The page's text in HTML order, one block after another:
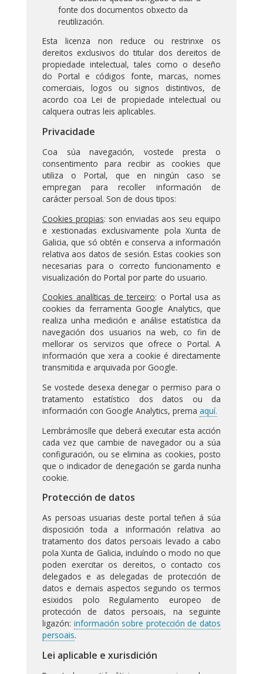
fonte dos documentos obxecto da
reutilización.
Esta licenza non reduce ou restrinxe os
dereitos exclusivos do titular dos dereitos de
propiedade intelectual, tales como o deseño
do Portal e códigos fonte, marcas, nomes
comerciais, logos ou signos distintivos, de
acordo coa Lei de propiedade intelectual ou
calquera outras leis aplicables.
Privacidade
Coa súa navegación, vostede presta o
consentimento para recibir as cookies que
utiliza o Portal, que en ningún caso se
empregan para recoller información de
carácter persoal. Son de dous tipos:
Cookies propias: son enviadas aos seu equipo
e xestionadas exclusivamente pola Xunta de
Galicia, que só obtén e conserva a información
relativa aos datos de sesión. Estas cookies son
necesarias para o correcto funcionamento e
visualización do Portal por parte do usuario.
Cookies analíticas de terceiro: o Portal usa as
cookies da ferramenta Google Analytics, que
realiza unha medición e análise estatística da
navegación dos usuarios na web, co fin de
mellorar os servizos que ofrece o Portal. A
información que xera a cookie é directamente
transmitida e arquivada por Google.
Se vostede desexa denegar o permiso para o
tratamento estatístico dos datos ou da
información con Google Analytics, prema aquí.
Lembrámoslle que deberá executar esta acción
cada vez que cambie de navegador ou a súa
configuración, ou se elimina as cookies, posto
que o indicador de denegación se garda nunha
cookie.
Protección de datos
As persoas usuarias deste portal teñen á súa
disposición toda a información relativa ao
tratamento dos datos persoais levado a cabo
pola Xunta de Galicia, incluíndo o modo no que
poden exercitar os dereitos, o contacto cos
delegados e as delegadas de protección de
datos e demais aspectos segundo os termos
esixidos polo Regulamento europeo de
protección de datos persoais, na seguinte
ligazón: información sobre protección de datos
persoais.
Lei aplicable e xurisdición